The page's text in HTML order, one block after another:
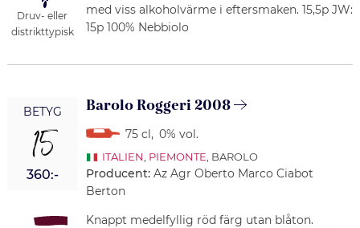
Druv- eller
distrikttypisk
med viss alkoholvärme i eftersmaken. 15,5p JW:
15p 100% Nebbiolo
BETYG
15
360:-
Barolo Roggeri 2008
75 cl, 0% vol.
ITALIEN PIEMONTE , BAROLO
Producent: Az Agr Oberto Marco Ciabot
Berton
Knappt medelfyllig röd färg utan blåton.